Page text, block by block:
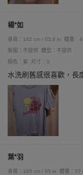
楊*如
身高：162 cm / 63.8 in 體重：
臀圍：不提供
體型：不提供
顏色：紫
尺寸：S
水洗刷舊感很喜歡，長
葉*羽
身高：165 cm / 65 in 體重：57